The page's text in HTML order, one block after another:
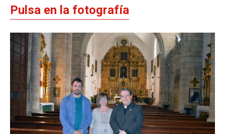
Pulsa en la fotografía